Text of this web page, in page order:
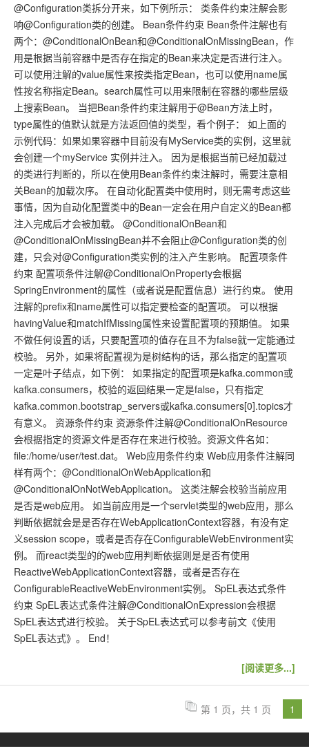
@Configuration类拆分开来，如下例所示： 类条件约束注解会影
响@Configuration类的创建。 Bean条件约束 Bean条件注解也有
两个：@ConditionalOnBean和@ConditionalOnMissingBean，作
用是根据当前容器中是否存在指定的Bean来决定是否进行注入。
可以使用注解的value属性来按类指定Bean，也可以使用name属
性按名称指定Bean。search属性可以用来限制在容器的哪些层级
上搜索Bean。 当把Bean条件约束注解用于@Bean方法上时，
type属性的值默认就是方法返回值的类型，看个例子： 如上面的
示例代码：如果如果容器中目前没有MyService类的实例，这里就
会创建一个myService 实例并注入。 因为是根据当前已经加载过
的类进行判断的，所以在使用Bean条件约束注解时，需要注意相
关Bean的加载次序。 在自动化配置类中使用时，则无需考虑这些
事情，因为自动化配置类中的Bean一定会在用户自定义的Bean都
注入完成后才会被加载。 @ConditionalOnBean和
@ConditionalOnMissingBean并不会阻止@Configuration类的创
建，只会对@Configuration类实例的注入产生影响。 配置项条件
约束 配置项条件注解@ConditionalOnProperty会根据
SpringEnvironment的属性（或者说是配置信息）进行约束。 使用
注解的prefix和name属性可以指定要检查的配置项。 可以根据
havingValue和matchIfMissing属性来设置配置项的预期值。 如果
不做任何设置的话，只要配置项的值存在且不为false就一定能通过
校验。 另外，如果将配置视为是树结构的话，那么指定的配置项
一定是叶子结点，如下例： 如果指定的配置项是kafka.common或
kafka.consumers，校验的返回结果一定是false，只有指定
kafka.common.bootstrap_servers或kafka.consumers[0].topics才
有意义。 资源条件约束 资源条件注解@ConditionalOnResource
会根据指定的资源文件是否存在来进行校验。资源文件名如：
file:/home/user/test.dat。 Web应用条件约束 Web应用条件注解同
样有两个：@ConditionalOnWebApplication和
@ConditionalOnNotWebApplication。 这类注解会校验当前应用
是否是web应用。 如当前应用是一个servlet类型的web应用，那么
判断依据就会是是否存在WebApplicationContext容器，有没有定
义session scope，或者是否存在ConfigurableWebEnvironment实
例。 而react类型的的web应用判断依据则是是否有使用
ReactiveWebApplicationContext容器，或者是否存在
ConfigurableReactiveWebEnvironment实例。 SpEL表达式条件
约束 SpEL表达式条件注解@ConditionalOnExpression会根据
SpEL表达式进行校验。 关于SpEL表达式可以参考前文《使用
SpEL表达式》。 End！
[阅读更多...]
第 1 页，共 1 页 1